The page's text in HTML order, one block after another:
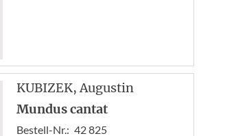
KUBIZEK, Augustin
Mundus cantat
Bestell-Nr.: 42 825